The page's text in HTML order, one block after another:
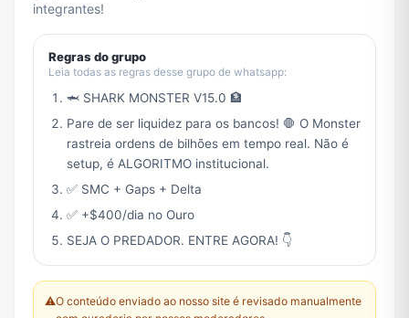
integrantes!
Regras do grupo
Leia todas as regras desse grupo de whatsapp:
🦈 SHARK MONSTER V15.0 🏦
Pare de ser liquidez para os bancos! 🛑 O Monster
rastreia ordens de bilhões em tempo real. Não é
setup, é ALGORITMO institucional.
✅ SMC + Gaps + Delta
✅ +$400/dia no Ouro
SEJA O PREDADOR. ENTRE AGORA! 👇
⚠️O conteúdo enviado ao nosso site é revisado manualmente